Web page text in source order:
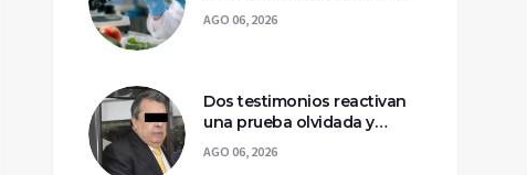
por casos de ciclosporiasis
AGO 06, 2026
Dos testimonios reactivan
una prueba olvidada y
llevan a la captura de Ángel
Aguirre
AGO 06, 2026